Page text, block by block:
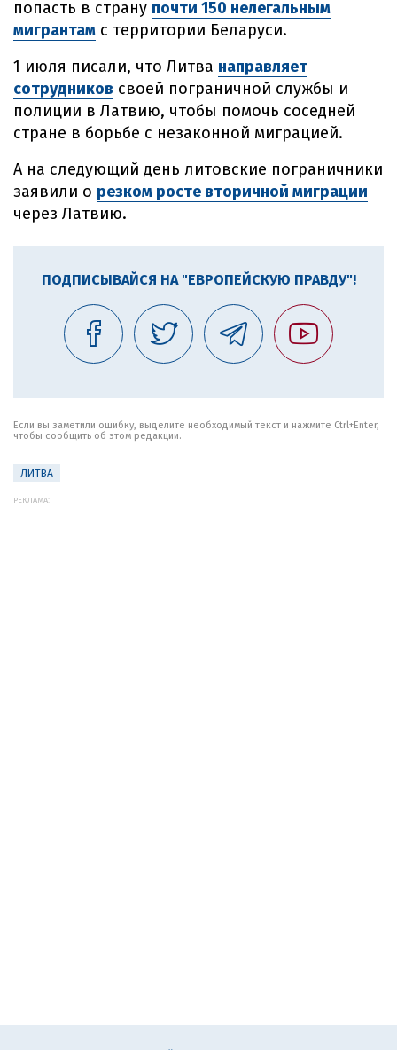
попасть в страну почти 150 нелегальным
мигрантам с территории Беларуси.
1 июля писали, что Литва направляет
сотрудников своей пограничной службы и
полиции в Латвию, чтобы помочь соседней
стране в борьбе с незаконной миграцией.
А на следующий день литовские пограничники
заявили о резком росте вторичной миграции
через Латвию.
ПОДПИСЫВАЙСЯ НА "ЕВРОПЕЙСКУЮ ПРАВДУ"!
Если вы заметили ошибку, выделите необходимый текст и нажмите Ctrl+Enter,
чтобы сообщить об этом редакции.
ЛИТВА
РЕКЛАМА: